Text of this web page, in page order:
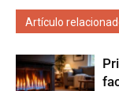
Artículo